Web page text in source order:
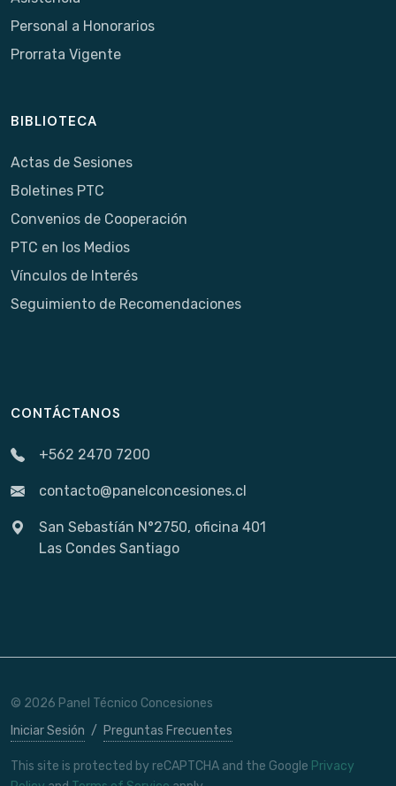
Personal a Honorarios
Prorrata Vigente
BIBLIOTECA
Actas de Sesiones
Boletines PTC
Convenios de Cooperación
PTC en los Medios
Vínculos de Interés
Seguimiento de Recomendaciones
CONTÁCTANOS
+562 2470 7200
contacto@panelconcesiones.cl
San Sebastíán N°2750, oficina 401
Las Condes Santiago
© 2026 Panel Técnico Concesiones
Iniciar Sesión / Preguntas Frecuentes
This site is protected by reCAPTCHA and the Google Privacy